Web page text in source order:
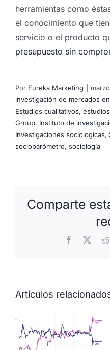
herramientas como
el conocimiento que
servicio o el producto
presupuesto sin
Por Eureka Marketing
investigación de mercados
Estudios cualitativos,
Group, Instituto de
Investigaciones sociologicas,
sociobarómetro, sociología
Comparte
Facebook
Artículos